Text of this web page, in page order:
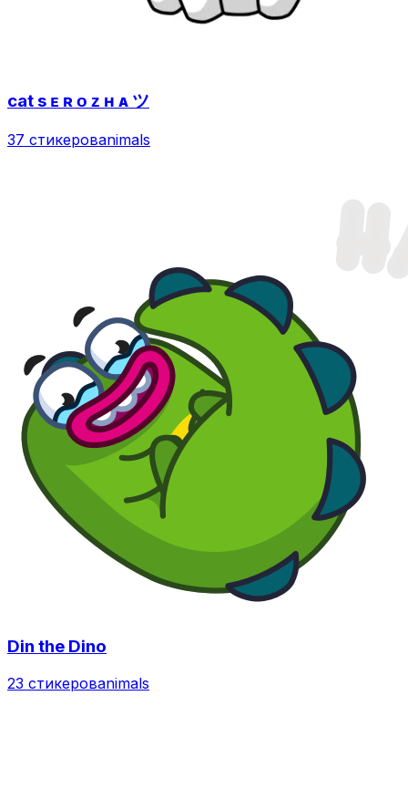
cat s ᴇ ʀ ᴏ ᴢ ʜ ᴀ ツ
37 стикеровanimals
Din the Dino
23 стикеровanimals